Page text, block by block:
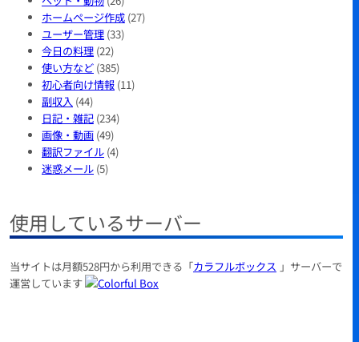
ホームページ作成 (27)
ユーザー管理 (33)
今日の料理 (22)
使い方など (385)
初心者向け情報 (11)
副収入 (44)
日記・雑記 (234)
画像・動画 (49)
翻訳ファイル (4)
迷惑メール (5)
使用しているサーバー
当サイトは月額528円から利用できる「カラフルボックス 」サーバーで
運営しています